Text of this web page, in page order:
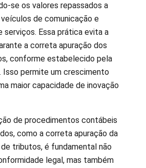
se os valores repassados a
de comunicação e
serviços. Essa prática evita a
a correta apuração dos
conforme estabelecido pela
Isso permite um crescimento
maior capacidade de inovação
de procedimentos contábeis
como a correta apuração da
tributos, é fundamental não
legal, mas também